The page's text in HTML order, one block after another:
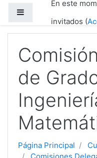
Salta al contenido principal
En este
invitados (
de
Página Principal